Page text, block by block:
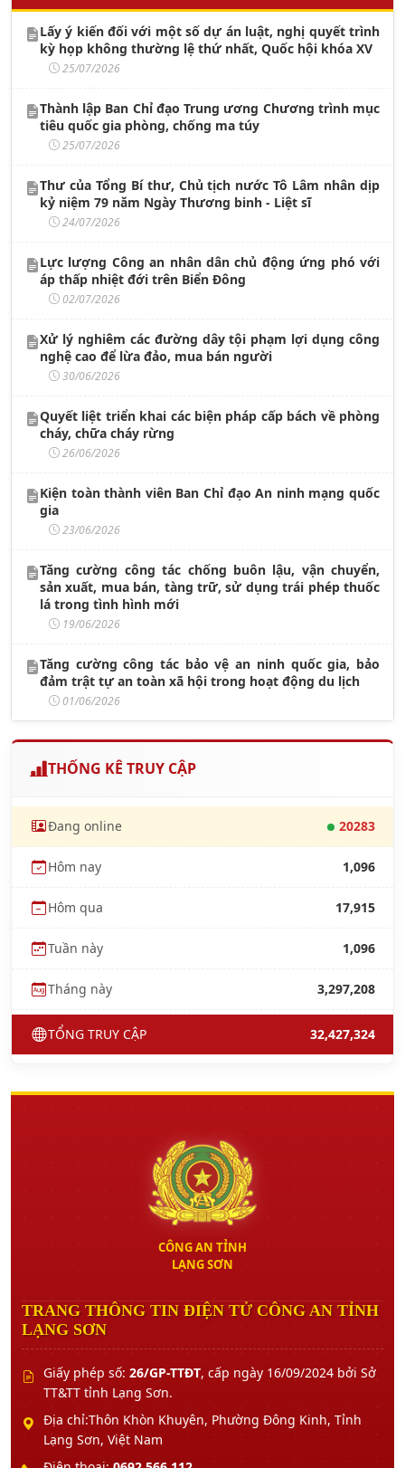
Lấy ý kiến đối với một số dự án luật, nghị quyết trình
kỳ họp không thường lệ thứ nhất, Quốc hội khóa XV
25/07/2026
Thành lập Ban Chỉ đạo Trung ương Chương trình mục
tiêu quốc gia phòng, chống ma túy
25/07/2026
Thư của Tổng Bí thư, Chủ tịch nước Tô Lâm nhân dịp
kỷ niệm 79 năm Ngày Thương binh - Liệt sĩ
24/07/2026
Lực lượng Công an nhân dân chủ động ứng phó với
áp thấp nhiệt đới trên Biển Đông
02/07/2026
Xử lý nghiêm các đường dây tội phạm lợi dụng công
nghệ cao để lừa đảo, mua bán người
30/06/2026
Quyết liệt triển khai các biện pháp cấp bách về phòng
cháy, chữa cháy rừng
26/06/2026
Kiện toàn thành viên Ban Chỉ đạo An ninh mạng quốc
gia
23/06/2026
Tăng cường công tác chống buôn lậu, vận chuyển,
sản xuất, mua bán, tàng trữ, sử dụng trái phép thuốc
lá trong tình hình mới
19/06/2026
Tăng cường công tác bảo vệ an ninh quốc gia, bảo
đảm trật tự an toàn xã hội trong hoạt động du lịch
01/06/2026
THỐNG KÊ TRUY CẬP
Đang online 20283
Hôm nay 1,096
Hôm qua 17,915
Tuần này 1,096
Tháng này 3,297,208
TỔNG TRUY CẬP 32,427,324
CÔNG AN TỈNH
LẠNG SƠN
TRANG THÔNG TIN ĐIỆN TỬ CÔNG AN TỈNH
LẠNG SƠN
Giấy phép số: 26/GP-TTĐT, cấp ngày 16/09/2024 bởi Sở
TT&TT tỉnh Lạng Sơn.
Địa chỉ:Thôn Khòn Khuyên, Phường Đông Kinh, Tỉnh
Lạng Sơn, Việt Nam